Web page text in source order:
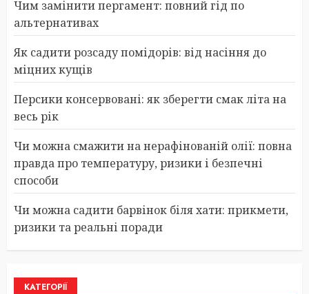
Чим замінити пергамент: повний гід по
альтернативах
Як садити розсаду помідорів: від насіння до
міцних кущів
Персики консервовані: як зберегти смак літа на
весь рік
Чи можна смажити на нерафінованій олії: повна
правда про температуру, ризики і безпечні
способи
Чи можна садити барвінок біля хати: прикмети,
ризики та реальні поради
КАТЕГОРІЇ